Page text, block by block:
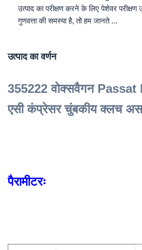
उत्पाद का परीक्षण करने के लिए पेशेवर
गुणवत्ता की समस्या है, तो हम जानते ...
उत्पाद का वर्णन
355222 वोक्सवैगन Passat
एसी कंप्रेसर चुंबकीय क्लच
पैरामीटरः